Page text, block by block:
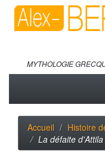
MYTHOLOGIE
Accueil Histoire
La défaite d'Attila